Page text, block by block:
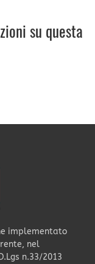
su questa
implementato
nel
n.33/2013